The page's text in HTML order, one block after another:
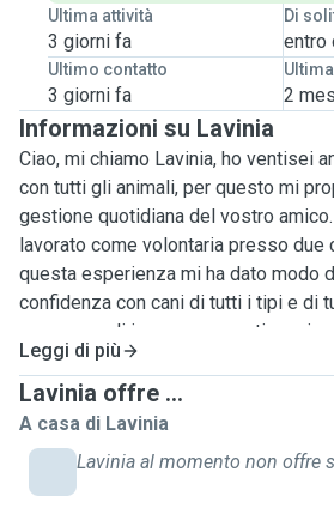
Ultima attività
3 giorni fa
Di
entro
Ultimo contatto
3 giorni fa 2
Informazioni su Lavinia
Ciao, mi chiamo Lavinia, ho ventisei
con tutti gli animali, per questo mi
gestione quotidiana del vostro
lavorato come volontaria presso due
questa esperienza mi ha dato modo
confidenza con cani di tutti i tipi e di
permesso di imparare a gestire
trascorsi. Ho avuto un furetto e ad
cui ho acquisito dimestichezza nella
esotici (roditori). Ho avuto e ho
età,!anche per questo motivo sono in
somministrare farmaci e sono
Leggi di più
Lavinia offre ...
A casa di Lavinia
Lavinia al momento non offre